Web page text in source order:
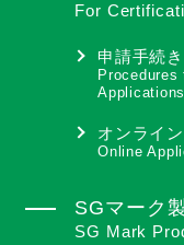
For
申請手続き
Procedures
オンライ
Online
SGマーク
SG Mark